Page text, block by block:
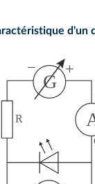
d'un